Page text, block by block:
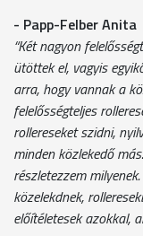
- Papp-Felber Anita
“Két nagyon
ütöttek el, vagyis
arra, hogy vannak a
felelősségteljes
rollereseket szidni,
minden közlekedő
részletezzem
közelekdnek,
előítéletesek azokkal,